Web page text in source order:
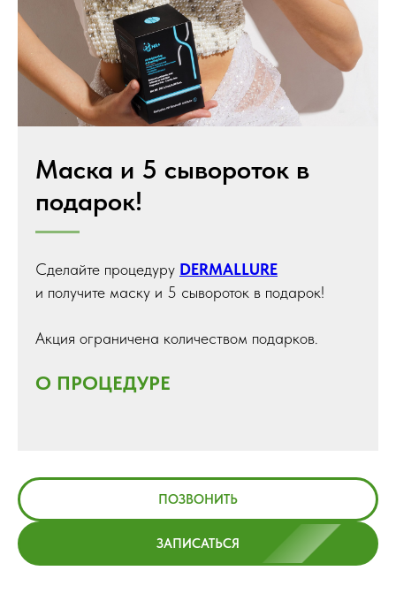
Маска и 5 сывороток в
подарок!
Сделайте процедуру DERMALLURE
и получите маску и 5 сывороток в подарок!
Акция ограничена количеством подарков.
О ПРОЦЕДУРЕ
ПОЗВОНИТЬ
ЗАПИСАТЬСЯ